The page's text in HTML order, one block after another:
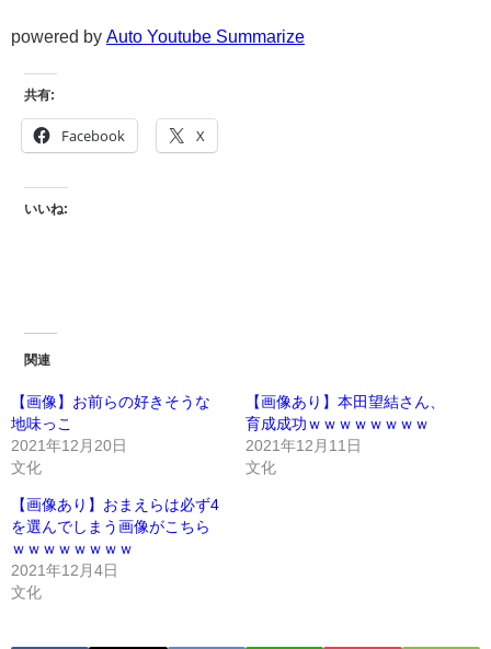
powered by Auto Youtube Summarize
共有:
Facebook X
いいね:
関連
【画像】お前らの好きそうな
地味っこ
2021年12月20日
文化
【画像あり】本田望結さん、
育成成功ｗｗｗｗｗｗｗｗ
2021年12月11日
文化
【画像あり】おまえらは必ず4
を選んでしまう画像がこちら
ｗｗｗｗｗｗｗｗ
2021年12月4日
文化